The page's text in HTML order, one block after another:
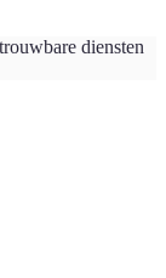
diensten